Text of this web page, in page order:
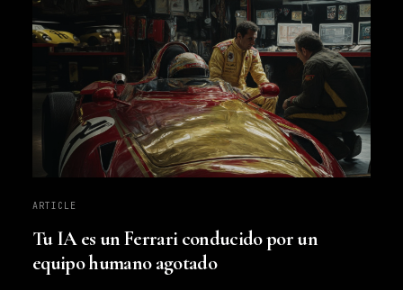
ARTICLE
Tu IA es un Ferrari conducido por un
equipo humano agotado